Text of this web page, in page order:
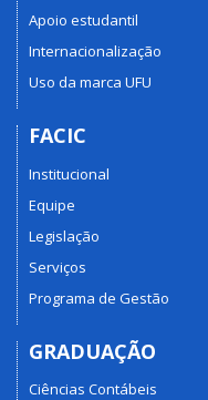
Apoio estudantil
Internacionalização
Uso da marca UFU
FACIC
Institucional
Equipe
Legislação
Serviços
Programa de Gestão
GRADUAÇÃO
Ciências Contábeis